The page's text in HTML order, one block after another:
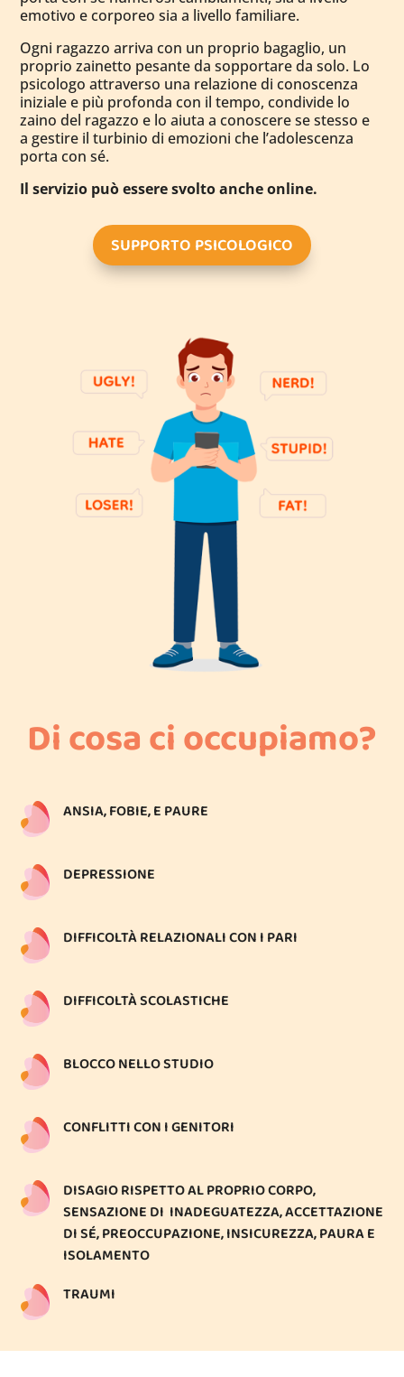
emotivo e corporeo sia a livello familiare.
Ogni ragazzo arriva con un proprio bagaglio, un
proprio zainetto pesante da sopportare da solo. Lo
psicologo attraverso una relazione di conoscenza
iniziale e più profonda con il tempo, condivide lo
zaino del ragazzo e lo aiuta a conoscere se stesso e
a gestire il turbinio di emozioni che l’adolescenza
porta con sé.
Il servizio può essere svolto anche online.
SUPPORTO PSICOLOGICO
Di cosa ci occupiamo?
ANSIA, FOBIE, E PAURE
DEPRESSIONE
DIFFICOLTÀ RELAZIONALI CON I PARI
DIFFICOLTÀ SCOLASTICHE
BLOCCO NELLO STUDIO
CONFLITTI CON I GENITORI
DISAGIO RISPETTO AL PROPRIO CORPO,
SENSAZIONE DI INADEGUATEZZA, ACCETTAZIONE
DI SÉ, PREOCCUPAZIONE, INSICUREZZA, PAURA E
ISOLAMENTO
TRAUMI